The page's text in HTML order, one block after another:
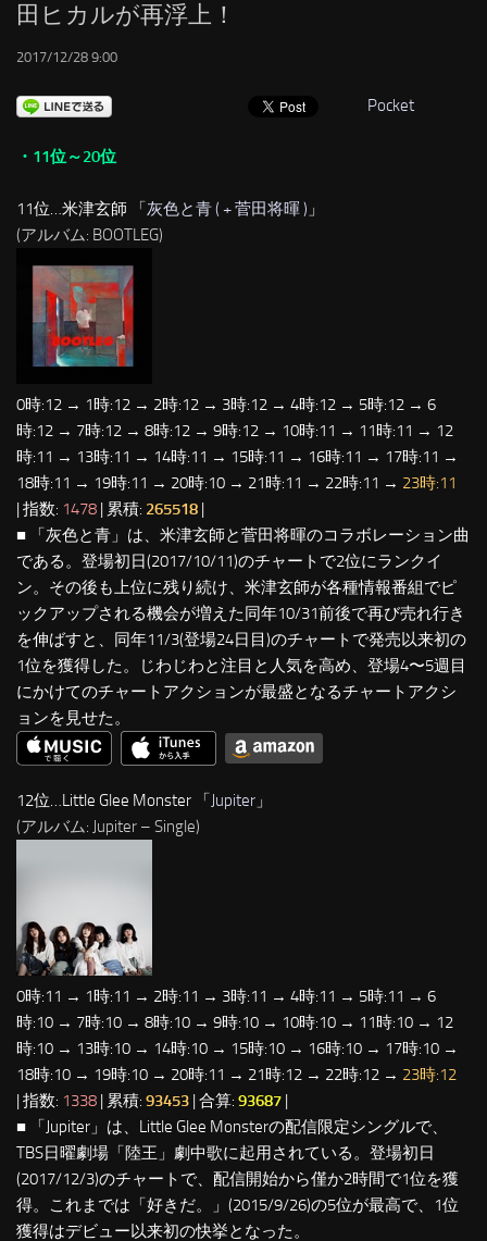
田ヒカルが再浮上！
2017/12/28 9:00
Pocket
・11位～20位
11位…米津玄師 「灰色と青 ( + 菅田将暉 ) 」
(アルバム: BOOTLEG)
0時:12 → 1時:12 → 2時:12 → 3時:12 → 4時:12 → 5時:12 → 6
時:12 → 7時:12 → 8時:12 → 9時:12 → 10時:11 → 11時:11 → 12
時:11 → 13時:11 → 14時:11 → 15時:11 → 16時:11 → 17時:11 →
18時:11 → 19時:11 → 20時:10 → 21時:11 → 22時:11 → 23時:11
| 指数: 1478 | 累積: 265518 |
■ 「灰色と青」は、米津玄師と菅田将暉のコラボレーション曲
である。登場初日(2017/10/11)のチャートで2位にランクイ
ン。その後も上位に残り続け、米津玄師が各種情報番組でピ
ックアップされる機会が増えた同年10/31前後で再び売れ行き
を伸ばすと、同年11/3(登場24日目)のチャートで発売以来初の
1位を獲得した。じわじわと注目と人気を高め、登場4〜5週目
にかけてのチャートアクションが最盛となるチャートアクシ
ョンを見せた。
12位…Little Glee Monster 「Jupiter 」
(アルバム: Jupiter – Single)
0時:11 → 1時:11 → 2時:11 → 3時:11 → 4時:11 → 5時:11 → 6
時:10 → 7時:10 → 8時:10 → 9時:10 → 10時:10 → 11時:10 → 12
時:10 → 13時:10 → 14時:10 → 15時:10 → 16時:10 → 17時:10 →
18時:10 → 19時:10 → 20時:11 → 21時:12 → 22時:12 → 23時:12
| 指数: 1338 | 累積: 93453 | 合算: 93687 |
■ 「Jupiter」は、Little Glee Monsterの配信限定シングルで、
TBS日曜劇場「陸王」劇中歌に起用されている。登場初日
(2017/12/3)のチャートで、配信開始から僅か2時間で1位を獲
得。これまでは「好きだ。」(2015/9/26)の5位が最高で、1位
獲得はデビュー以来初の快挙となった。